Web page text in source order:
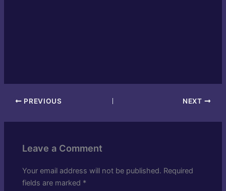
PREVIOUS NEXT
Leave a Comment
Your email address will not be published. Required
fields are marked *